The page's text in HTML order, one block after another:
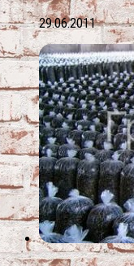
29.06.2011